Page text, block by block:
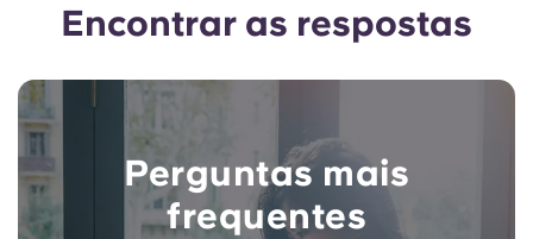
Encontrar as respostas
Perguntas mais
frequentes